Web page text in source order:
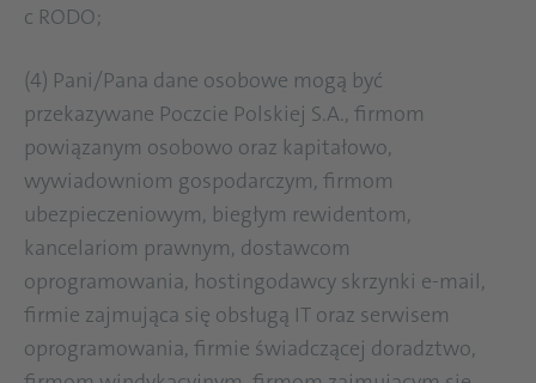
c RODO;
(4) Pani/Pana dane osobowe mogą być
przekazywane Poczcie Polskiej S.A., firmom
powiązanym osobowo oraz kapitałowo,
wywiadowniom gospodarczym, firmom
ubezpieczeniowym, biegłym rewidentom,
kancelariom prawnym, dostawcom
oprogramowania, hostingodawcy skrzynki e-mail,
firmie zajmująca się obsługą IT oraz serwisem
oprogramowania, firmie świadczącej doradztwo,